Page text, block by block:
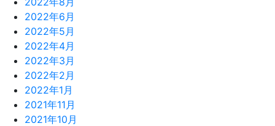
2022年6月
2022年5月
2022年4月
2022年3月
2022年2月
2022年1月
2021年11月
2021年10月